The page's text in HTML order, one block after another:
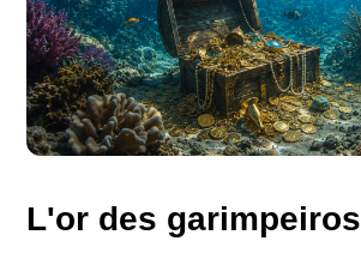
L'or des garimpeiros